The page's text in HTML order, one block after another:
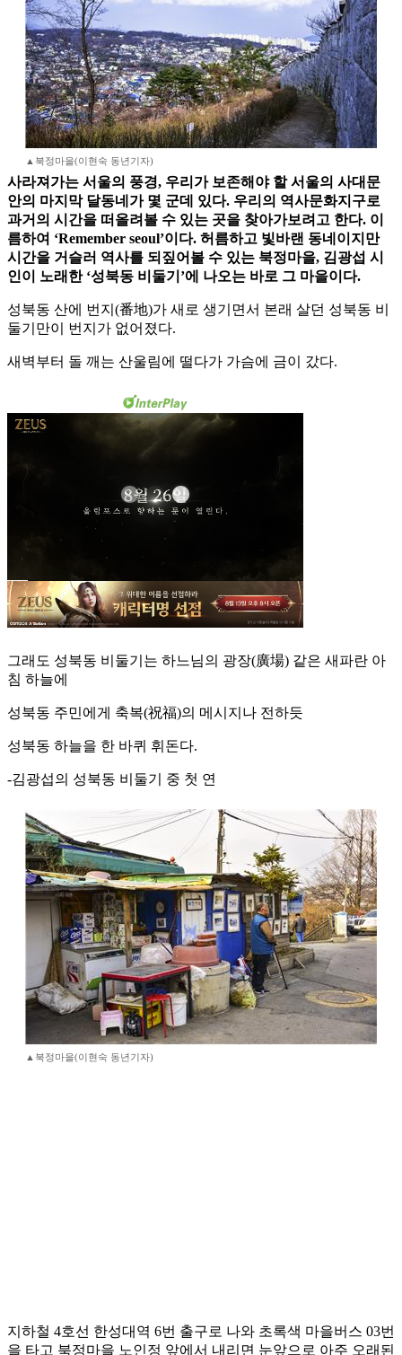
▲북정마을(이현숙 동년기자)
사라져가는 서울의 풍경, 우리가 보존해야 할 서울의 사대문
안의 마지막 달동네가 몇 군데 있다. 우리의 역사문화지구로
과거의 시간을 떠올려볼 수 있는 곳을 찾아가보려고 한다. 이
름하여 ‘Remember seoul’이다. 허름하고 빛바랜 동네이지만
시간을 거슬러 역사를 되짚어볼 수 있는 북정마을, 김광섭 시
인이 노래한 ‘성북동 비둘기’에 나오는 바로 그 마을이다.
성북동 산에 번지(番地)가 새로 생기면서 본래 살던 성북동 비
둘기만이 번지가 없어졌다.
새벽부터 돌 깨는 산울림에 떨다가 가슴에 금이 갔다.
그래도 성북동 비둘기는 하느님의 광장(廣場) 같은 새파란 아
침 하늘에
성북동 주민에게 축복(祝福)의 메시지나 전하듯
성북동 하늘을 한 바퀴 휘돈다.
-김광섭의 성북동 비둘기 중 첫 연
▲북정마을(이현숙 동년기자)
지하철 4호선 한성대역 6번 출구로 나와 초록색 마을버스 03번
을 타고 북정마을 노인정 앞에서 내리면 눈앞으로 아주 오래된